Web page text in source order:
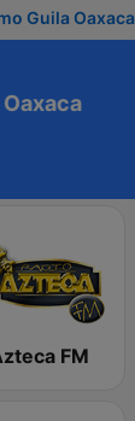
Guila Oaxaca
FM